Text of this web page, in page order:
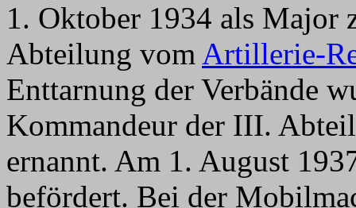
1. Oktober 1934 als Major
Abteilung vom Artillerie-
Enttarnung der Verbände
Kommandeur der III.
ernannt. Am 1. August
befördert. Bei der